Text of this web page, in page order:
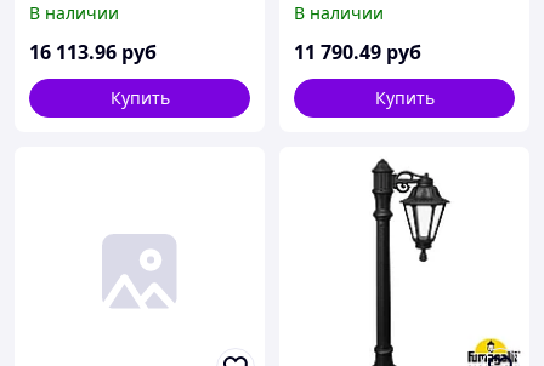
BISSO/RUT 1L
E26.163.S10.AYF1R
В наличии
16 113.96 руб
Купить
E26.162.000.BXF1R
В наличии
11 790.49 руб
Купить